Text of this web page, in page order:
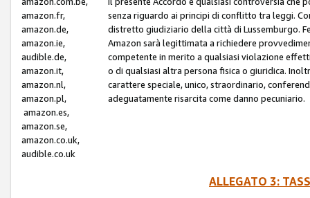
amazon.fr,
amazon.de,
amazon.ie,
audible.de,
amazon.it,
amazon.nl,
amazon.pl,
amazon.es,
amazon.se,
amazon.co.uk,
audible.co.uk
senza riguardo ai principi di conflitto tra leggi.
distretto giudiziario della città di Lussemburgo.
Amazon sarà legittimata a richiedere
competente in merito a qualsiasi violazione
o di qualsiasi altra persona fisica o giuridica.
carattere speciale, unico, straordinario,
adeguatamente risarcita come danno pecuniario.
ALLEGATO 3: